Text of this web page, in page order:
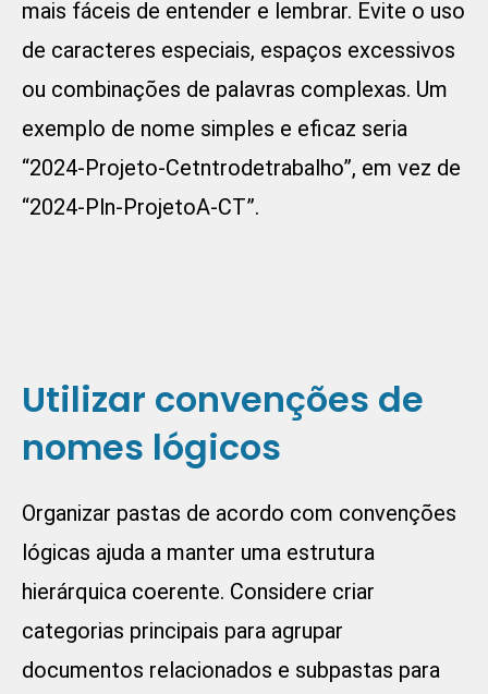
mais fáceis de entender e lembrar. Evite o uso
de caracteres especiais, espaços excessivos
ou combinações de palavras complexas. Um
exemplo de nome simples e eficaz seria
“2024-Projeto-Cetntrodetrabalho”, em vez de
“2024-Pln-ProjetoA-CT”.
Utilizar convenções de
nomes lógicos
Organizar pastas de acordo com convenções
lógicas ajuda a manter uma estrutura
hierárquica coerente. Considere criar
categorias principais para agrupar
documentos relacionados e subpastas para